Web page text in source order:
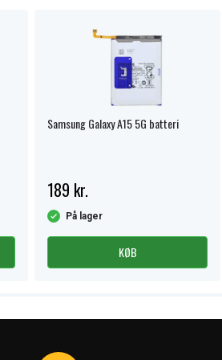
Samsung Galaxy A15 5G batteri
189 kr.
På lager
KØB